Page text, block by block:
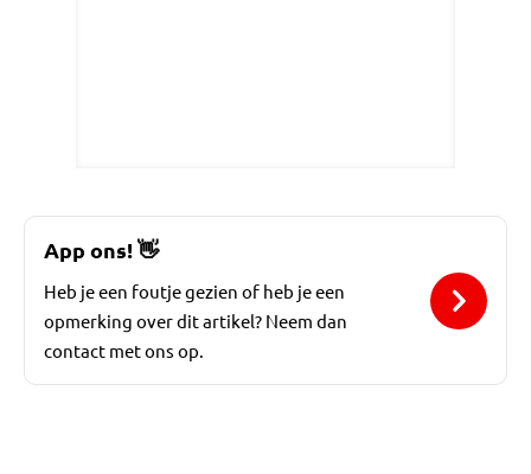
App ons!👋
Heb je een foutje gezien of heb je een
opmerking over dit artikel? Neem dan
contact met ons op.